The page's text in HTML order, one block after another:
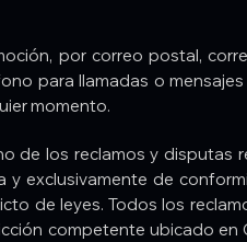
por correo postal,
para llamadas o
momento.
de los reclamos y disputas
exclusivamente de
de leyes. Todos los
competente ubicado en